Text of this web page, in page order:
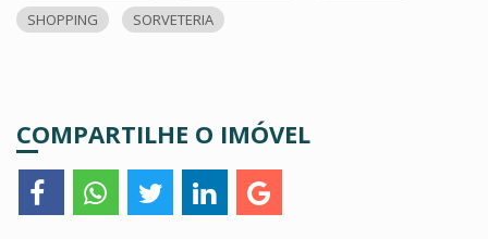
SHOPPING
SORVETERIA
COMPARTILHE O IMÓVEL